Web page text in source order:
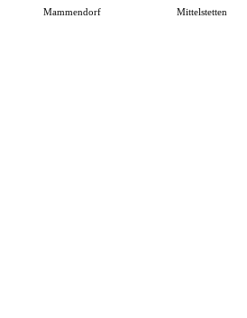
Mammendorf Mittelstetten